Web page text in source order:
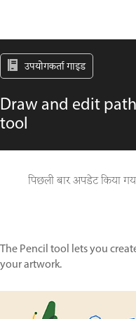
उपयोगकर्ता गाइड
Draw and edit
tool
पिछली बार अपडेट किया
The Pencil tool lets you
your artwork.